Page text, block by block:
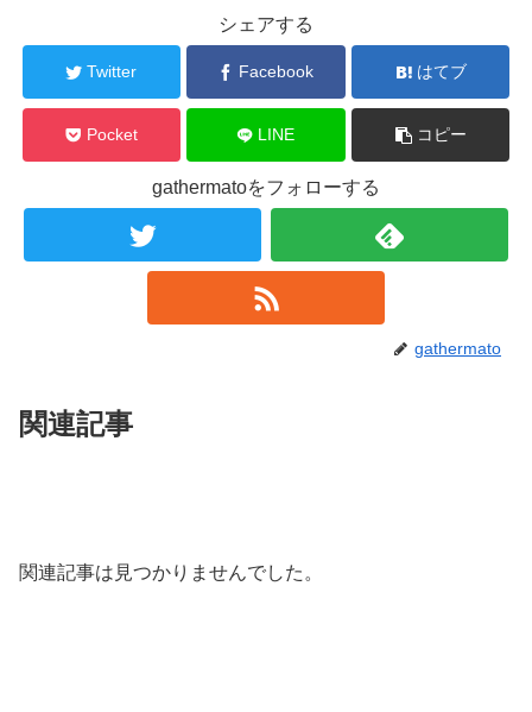
シェアする
Twitter Facebook はてブ
Pocket LINE コピー
gathermatoをフォローする
gathermato
関連記事
関連記事は見つかりませんでした。